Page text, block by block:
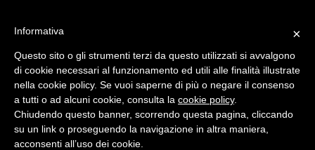
×
Informativa
Questo sito o gli strumenti terzi da questo utilizzati si avvalgono
di cookie necessari al funzionamento ed utili alle finalità illustrate
nella cookie policy. Se vuoi saperne di più o negare il consenso
a tutti o ad alcuni cookie, consulta la cookie policy.
Chiudendo questo banner, scorrendo questa pagina, cliccando
su un link o proseguendo la navigazione in altra maniera,
acconsenti all’uso dei cookie.